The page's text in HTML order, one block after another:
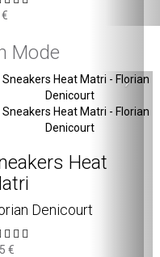
Mode
›
Heat
Denicourt
€